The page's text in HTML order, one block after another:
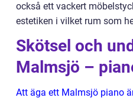
också ett vackert
estetiken i vilket rum som
Skötsel och
Malmsjö –
Att äga ett Malmsjö piano